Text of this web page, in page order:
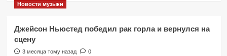
Новости музыки
Джейсон Ньюстед победил рак горла и вернулся на
сцену
3 месяца тому назад 0